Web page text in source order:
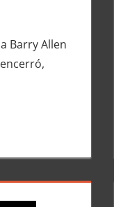
Barry Allen